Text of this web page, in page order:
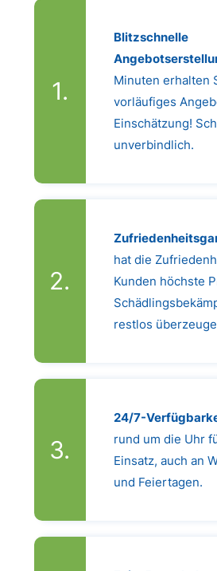
Blitzschnelle
Minuten erhalten
vorläufiges
Einschätzung!
unverbindlich.
hat die
Kunden höchste
restlos
24/7-
rund um die Uhr
Einsatz, auch an
und Feiertagen.